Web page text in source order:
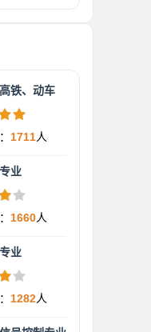
铁、动车
1711人
业
1660人
业
1282人